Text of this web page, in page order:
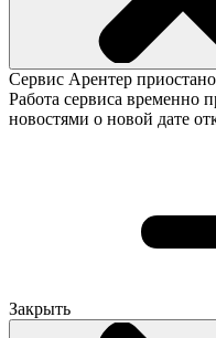
Сервис Арентер
Работа сервиса временно
новостями о новой дате
Закрыть